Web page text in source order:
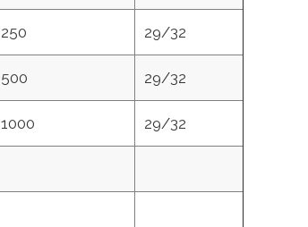
250 29/32
500 29/32
1000 29/32